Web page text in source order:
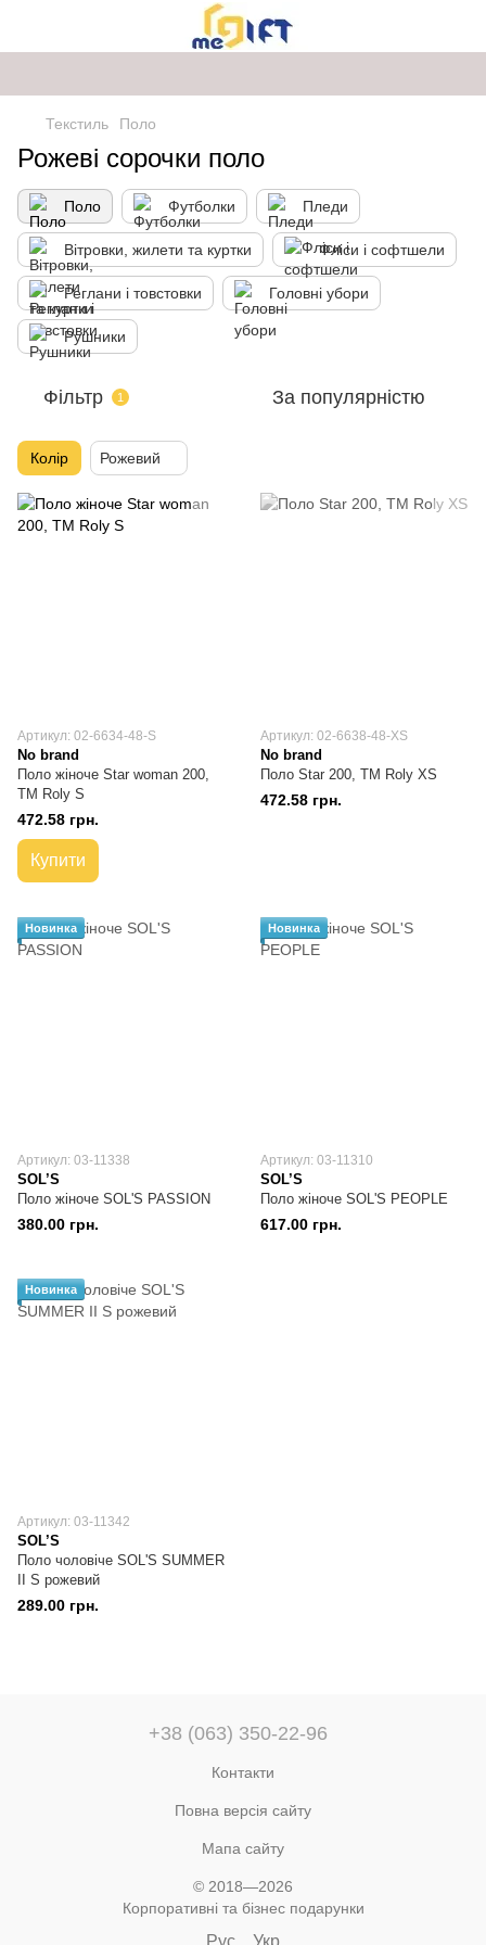
Текстиль Поло
Рожеві сорочки поло
Поло Футболки Пледи
Вітровки, жилети та куртки Фліси і софтшели
Реглани і товстовки Головні убори
Рушники
Фільтр 1 За популярністю
Колір Рожевий
Артикул: 02-6634-48-S
No brand
Поло жіноче Star woman 200,
TM Roly S
472.58 грн.
Купити
Артикул: 02-6638-48-XS
No brand
Поло Star 200, TM Roly XS
472.58 грн.
Новинка
Артикул: 03-11338
SOL’S
Поло жіноче SOL'S PASSION
380.00 грн.
Новинка
Артикул: 03-11310
SOL’S
Поло жіноче SOL'S PEOPLE
617.00 грн.
Новинка
Артикул: 03-11342
SOL’S
Поло чоловіче SOL'S SUMMER
II S рожевий
289.00 грн.
+38 (063) 350-22-96
Контакти
Повна версія сайту
Мапа сайту
© 2018—2026
Корпоративні та бізнес подарунки
Рус Укр